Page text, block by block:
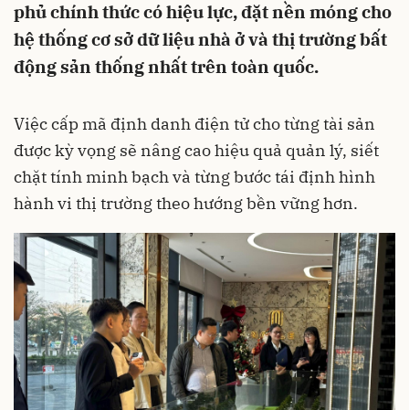
phủ chính thức có hiệu lực, đặt nền móng cho
hệ thống cơ sở dữ liệu nhà ở và thị trường bất
động sản thống nhất trên toàn quốc.
Việc cấp mã định danh điện tử cho từng tài sản
được kỳ vọng sẽ nâng cao hiệu quả quản lý, siết
chặt tính minh bạch và từng bước tái định hình
hành vi thị trường theo hướng bền vững hơn.
Hủy